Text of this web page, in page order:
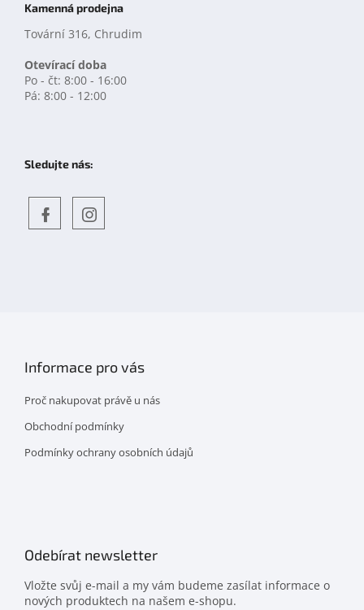
Kamenná prodejna
Tovární 316, Chrudim
Otevírací doba
Po - čt: 8:00 - 16:00
Pá: 8:00 - 12:00
Sledujte nás:
Informace pro vás
Proč nakupovat právě u nás
Obchodní podmínky
Podmínky ochrany osobních údajů
Odebírat newsletter
Vložte svůj e-mail a my vám budeme zasílat informace o
nových produktech na našem e-shopu.